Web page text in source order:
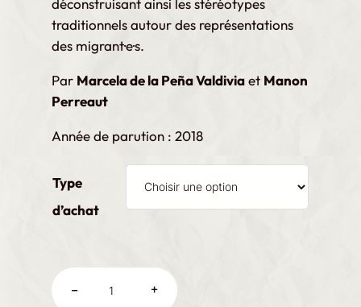
0
€
0
déconstruisant ainsi les stéréotypes
traditionnels autour des représentations
des migrant·e·s.
Par Marcela de la Peña Valdiviaet Manon
Perreaut
Année de parution : 2018
Type
d’achat
G
e
– +